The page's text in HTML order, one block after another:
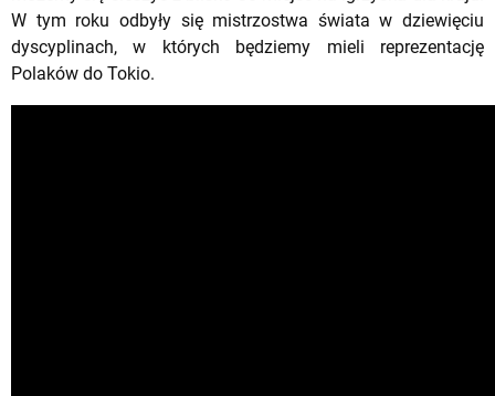
W tym roku odbyły się mistrzostwa świata w dziewięciu
dyscyplinach, w których będziemy mieli reprezentację
Polaków do Tokio.